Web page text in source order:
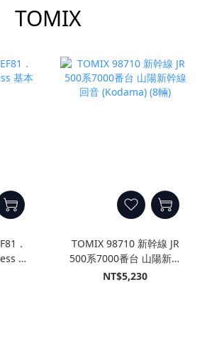
TOMIX
．
基
TOMIX 98710 新幹線 JR
500系7000番台 山陽新幹
線 回音 (Kodama) (8輛)
NT$5,230